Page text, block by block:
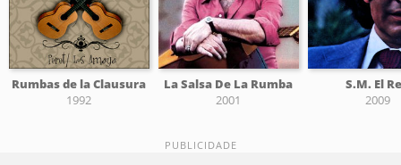
Rumbas de la Clausura
1992
La Salsa De La Rumba
2001
S.M. El
2009